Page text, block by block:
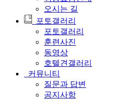
오시는 길
포토갤러리
포토갤러리
훈련사진
동영상
호텔견갤러리
커뮤니티
질문과 답변
공지사항